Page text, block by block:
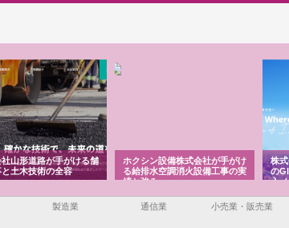
ホクシン設備株式会社が手がけ
る給排水空調消火設備工事の実
績と強み
株式会社東京シー・エム・シー
のGISインフラ管理システム導
入メリット
製造業 通信業 小売業・販売業